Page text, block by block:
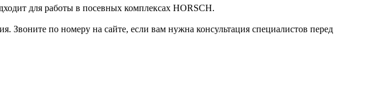
для работы в посевных комплексах HORSCH.
Звоните по номеру на сайте, если вам нужна консультация специалистов перед